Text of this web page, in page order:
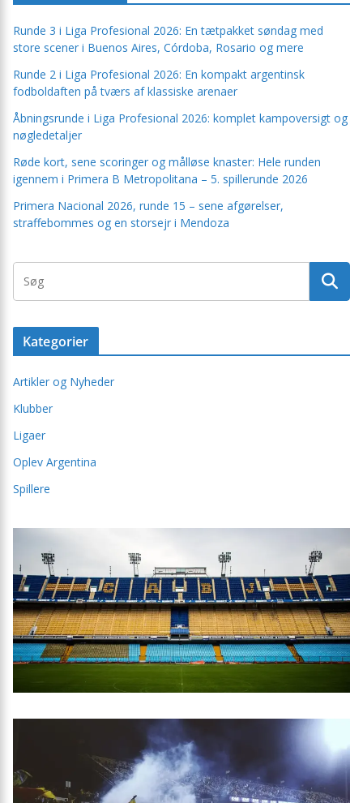
Runde 3 i Liga Profesional 2026: En tætpakket søndag med
store scener i Buenos Aires, Córdoba, Rosario og mere
Runde 2 i Liga Profesional 2026: En kompakt argentinsk
fodboldaften på tværs af klassiske arenaer
Åbningsrunde i Liga Profesional 2026: komplet kampoversigt og
nøgledetaljer
Røde kort, sene scoringer og målløse knaster: Hele runden
igennem i Primera B Metropolitana – 5. spillerunde 2026
Primera Nacional 2026, runde 15 – sene afgørelser,
straffebommes og en storsejr i Mendoza
Kategorier
Artikler og Nyheder
Klubber
Ligaer
Oplev Argentina
Spillere